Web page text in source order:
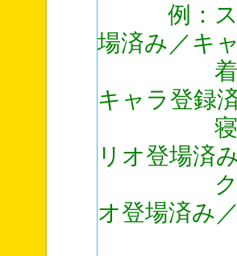
例：
場済み／キ
着物姿の
キャラ登録
寝子島小
リオ登場済
クローネ
オ登場済み